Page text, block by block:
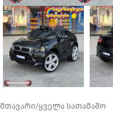
მთავარი/ყველა სათამაშო